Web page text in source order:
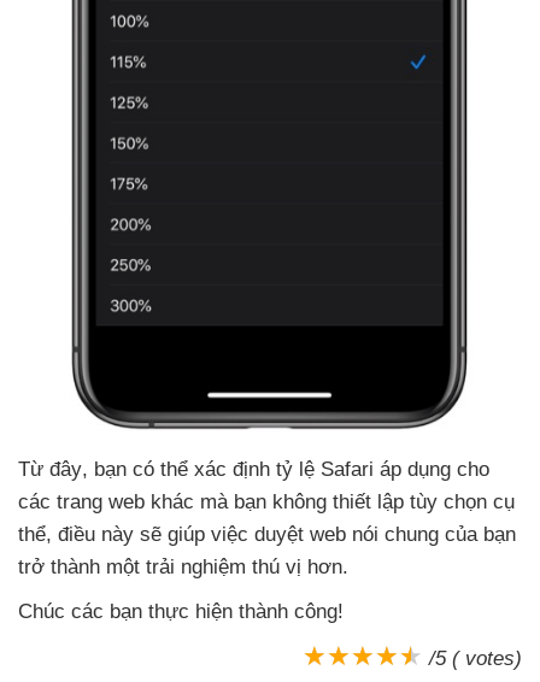
Từ đây, bạn có thể xác định tỷ lệ Safari áp dụng cho
các trang web khác mà bạn không thiết lập tùy chọn cụ
thể, điều này sẽ giúp việc duyệt web nói chung của bạn
trở thành một trải nghiệm thú vị hơn.
Chúc các bạn thực hiện thành công!
/5 ( votes)